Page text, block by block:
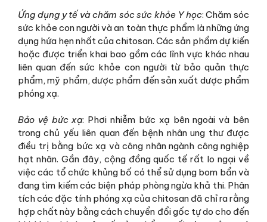
Ứng dụng y tế và chăm sóc sức khỏe Y học: Chăm sóc
sức khỏe con người và an toàn thực phẩm là những ứng
dụng hứa hẹn nhất của chitosan. Các sản phẩm dự kiến
​​hoặc được triển khai bao gồm các lĩnh vực khác nhau
liên quan đến sức khỏe con người từ bảo quản thực
phẩm, mỹ phẩm, dược phẩm đến sản xuất dược phẩm
phóng xạ.
Bảo vệ bức xạ: Phơi nhiễm bức xạ bên ngoài và bên
trong chủ yếu liên quan đến bệnh nhân ung thư được
điều trị bằng bức xạ và công nhân ngành công nghiệp
hạt nhân. Gần đây, cộng đồng quốc tế rất lo ngại về
việc các tổ chức khủng bố có thể sử dụng bom bẩn và
đang tìm kiếm các biện pháp phòng ngừa khả thi. Phân
tích các đặc tính phóng xạ của chitosan đã chỉ ra rằng
hợp chất này bằng cách chuyển đổi gốc tự do cho đến